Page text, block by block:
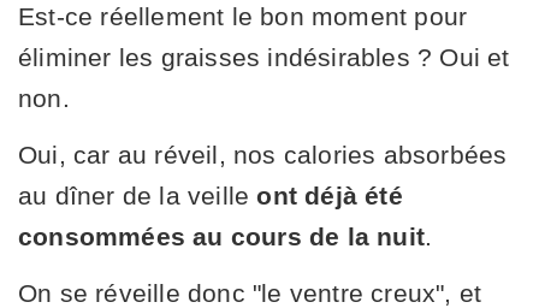
Est-ce réellement le bon moment pour
éliminer les graisses indésirables ? Oui et
non.
Oui, car au réveil, nos calories absorbées
au dîner de la veilleont déjà été
consommées au cours de la nuit
On se réveille donc "le ventre creux", et